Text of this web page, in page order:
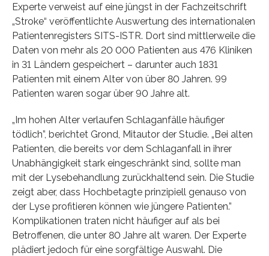
Experte verweist auf eine jüngst in der Fachzeitschrift
„Stroke“ veröffentlichte Auswertung des internationalen
Patientenregisters SITS-ISTR. Dort sind mittlerweile die
Daten von mehr als 20 000 Patienten aus 476 Kliniken
in 31 Ländern gespeichert – darunter auch 1831
Patienten mit einem Alter von über 80 Jahren. 99
Patienten waren sogar über 90 Jahre alt.
„Im hohen Alter verlaufen Schlaganfälle häufiger
tödlich”, berichtet Grond, Mitautor der Studie. „Bei alten
Patienten, die bereits vor dem Schlaganfall in ihrer
Unabhängigkeit stark eingeschränkt sind, sollte man
mit der Lysebehandlung zurückhaltend sein. Die Studie
zeigt aber, dass Hochbetagte prinzipiell genauso von
der Lyse profitieren können wie jüngere Patienten.”
Komplikationen traten nicht häufiger auf als bei
Betroffenen, die unter 80 Jahre alt waren. Der Experte
plädiert jedoch für eine sorgfältige Auswahl. Die